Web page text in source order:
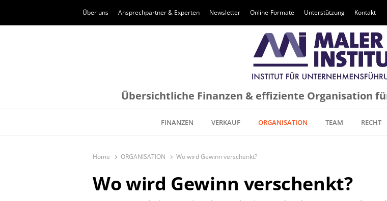
Über uns Ansprechpartner & Experten Newsletter Online-Formate Unterstützung Kontakt
Übersichtliche Finanzen & effiziente Organisation
FINANZEN VERKAUF ORGANISATION TEAM RECHT
Home ORGANISATION Wo wird Gewinn verschenkt?
Wo wird Gewinn verschenkt?